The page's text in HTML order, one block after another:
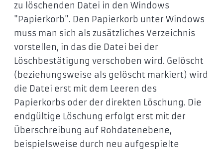
zu löschenden Datei in den Windows
"Papierkorb". Den Papierkorb unter Windows
muss man sich als zusätzliches Verzeichnis
vorstellen, in das die Datei bei der
Löschbestätigung verschoben wird. Gelöscht
(beziehungsweise als gelöscht markiert) wird
die Datei erst mit dem Leeren des
Papierkorbs oder der direkten Löschung. Die
endgültige Löschung erfolgt erst mit der
Überschreibung auf Rohdatenebene,
beispielsweise durch neu aufgespielte